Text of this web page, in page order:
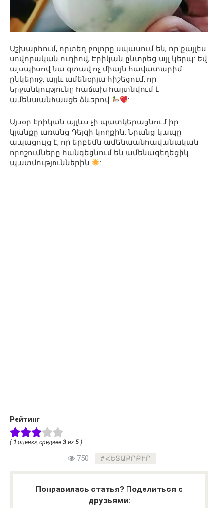
Աշխարհում, որտեղ բոլորը սպասում են, որ քայլես
սովորական ուղիով, Էրիկան ընտրեց այլ կերպ: Եվ
այսպիսով նա գտավ ոչ միայն հավատարիմ
ընկերոջ, այլև ամենօրյա հիշեցում, որ
երջանկությունը հաճախ հայտնվում է
ամենաանհասցե ձևերով
:
Այսօր Էրիկան այլևս չի պատկերացնում իր
կյանքը առանց Դեյզի կողքին: Նրանց կապը
ապացույց է, որ երբեմն ամենաանհավանական
որոշումները հանգեցնում են ամենագեղեցիկ
պատմություններին
:
Рейтинг
( 1 оценка, среднее 3 из 5 )
750 ՀԵՏԱՔՐՔԻՐ
Понравилась статья? Поделиться с
друзьями: